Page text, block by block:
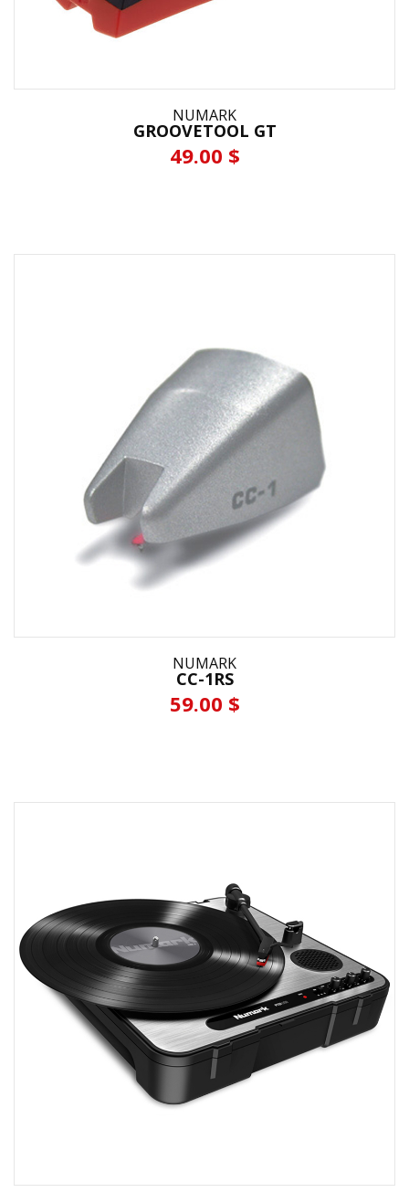
NUMARK
GROOVETOOL GT
49.00 $
NUMARK
CC-1RS
59.00 $